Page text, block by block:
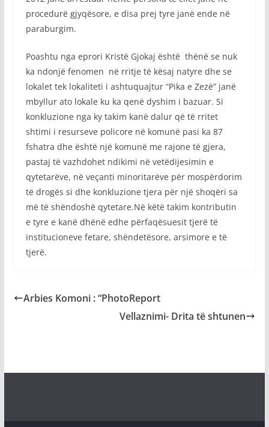
procedurë gjyqësore, e disa prej tyre janë ende në
paraburgim.
Poashtu nga eprori Kristë Gjokaj është thënë se nuk
ka ndonjë fenomen në rritje të kësaj natyre dhe se
lokalet tek lokaliteti i ashtuquajtur “Pika e Zezë” janë
mbyllur ato lokale ku ka qenë dyshim i bazuar. Si
konkluzione nga ky takim kanë dalur që të rritet
shtimi i resurseve policore në komunë pasi ka 87
fshatra dhe është një komunë me rajone të gjera,
pastaj të vazhdohet ndikimi në vetëdijesimin e
qytetarëve, në veçanti minoritarëve për mospërdorim
të drogës si dhe konkluzione tjera për një shoqëri sa
më të shëndoshë qytetare.Në këtë takim kontributin
e tyre e kanë dhënë edhe përfaqësuesit tjerë të
institucioneve fetare, shëndetësore, arsimore e të
tjerë.
Arbies Komoni : “PhotoReport
Vellaznimi- Drita të shtunen